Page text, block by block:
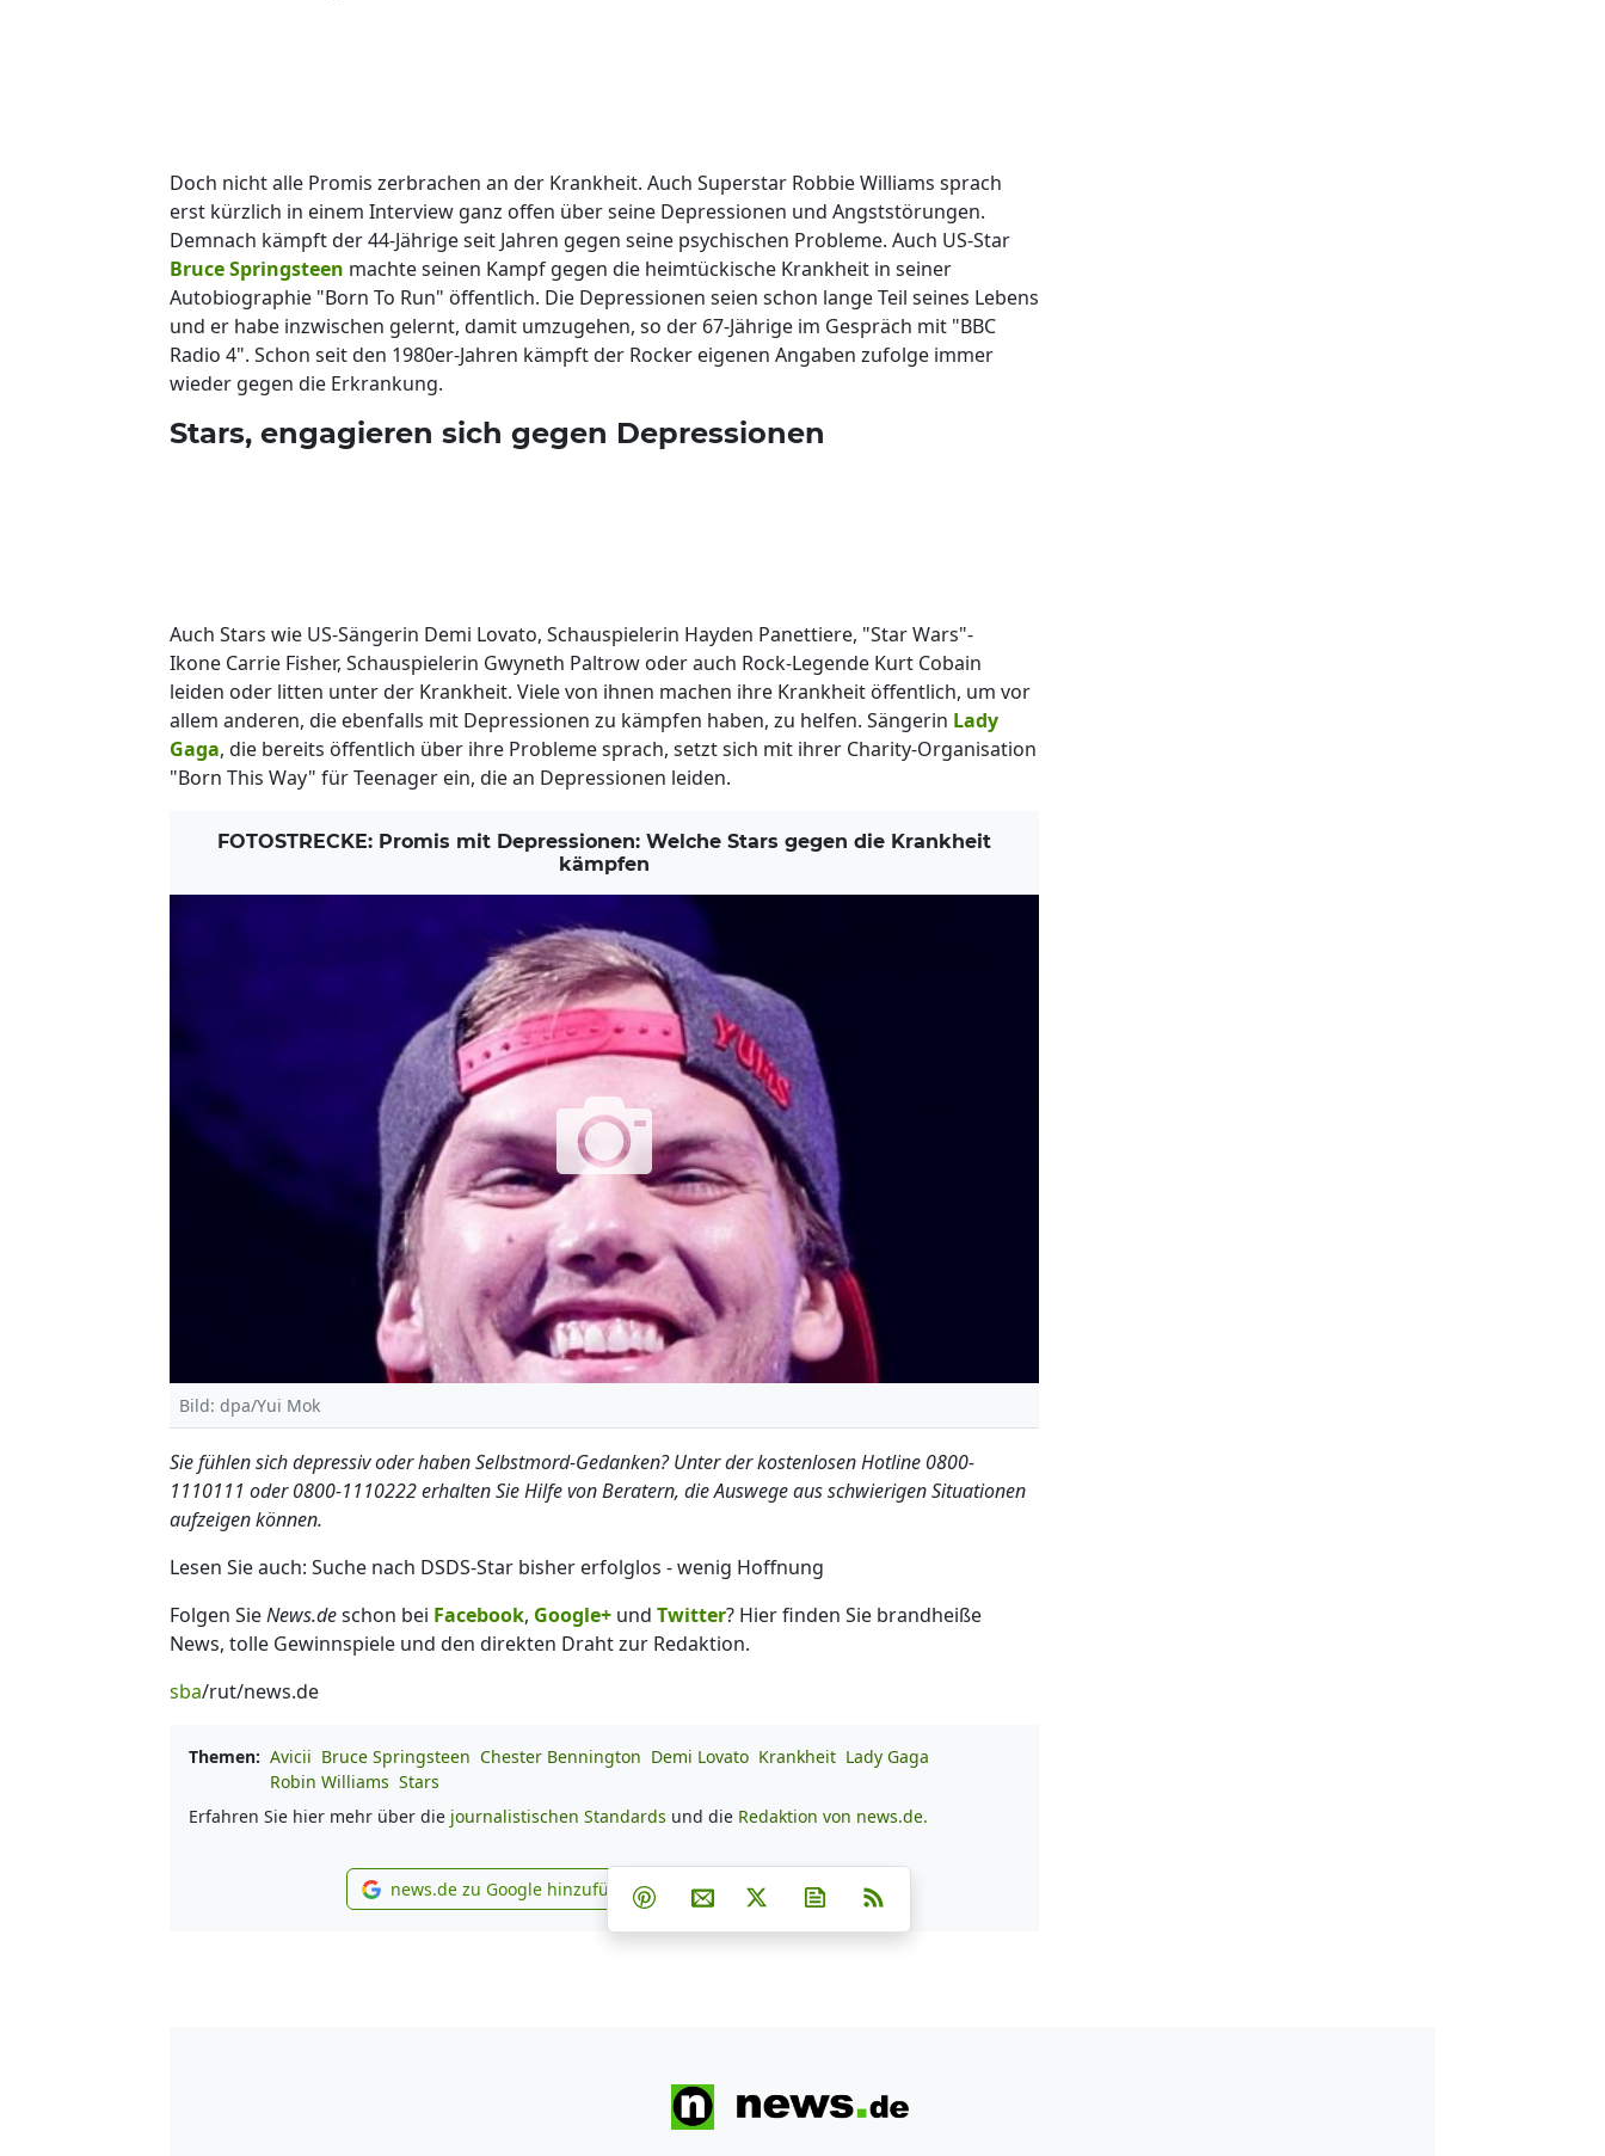
Doch nicht alle Promis zerbrachen an der Krankheit. Auch Superstar Robbie Williams sprach
erst kürzlich in einem Interview ganz offen über seine Depressionen und Angststörungen.
Demnach kämpft der 44-Jährige seit Jahren gegen seine psychischen Probleme. Auch US-Star
Bruce Springsteen machte seinen Kampf gegen die heimtückische Krankheit in seiner
Autobiographie "Born To Run" öffentlich. Die Depressionen seien schon lange Teil seines Lebens
und er habe inzwischen gelernt, damit umzugehen, so der 67-Jährige im Gespräch mit "BBC
Radio 4". Schon seit den 1980er-Jahren kämpft der Rocker eigenen Angaben zufolge immer
wieder gegen die Erkrankung.
Stars, engagieren sich gegen Depressionen
Auch Stars wie US-Sängerin Demi Lovato, Schauspielerin Hayden Panettiere, "Star Wars"-
Ikone Carrie Fisher, Schauspielerin Gwyneth Paltrow oder auch Rock-Legende Kurt Cobain
leiden oder litten unter der Krankheit. Viele von ihnen machen ihre Krankheit öffentlich, um vor
allem anderen, die ebenfalls mit Depressionen zu kämpfen haben, zu helfen. Sängerin Lady
Gaga, die bereits öffentlich über ihre Probleme sprach, setzt sich mit ihrer Charity-Organisation
"Born This Way" für Teenager ein, die an Depressionen leiden.
FOTOSTRECKE: Promis mit Depressionen: Welche Stars gegen die Krankheit
kämpfen
Bild: dpa/Yui Mok
Sie fühlen sich depressiv oder haben Selbstmord-Gedanken? Unter der kostenlosen Hotline 0800-
1110111 oder 0800-1110222 erhalten Sie Hilfe von Beratern, die Auswege aus schwierigen Situationen
aufzeigen können.
Lesen Sie auch: Suche nach DSDS-Star bisher erfolglos - wenig Hoffnung
Folgen SieNews.deschon bei Facebook, Google+ und Twitter? Hier finden Sie brandheiße
News, tolle Gewinnspiele und den direkten Draht zur Redaktion.
sba/rut/news.de
Themen: Avicii Bruce Springsteen Chester Bennington Demi Lovato Krankheit Lady Gaga
Robin Williams Stars
Erfahren Sie hier mehr über die journalistischen Standards und die Redaktion von news.de.
news.de zu Google hinzufügen
news.de zu Google hinzufügen Teilen auf Facebook
Teilen auf Whatsapp
Teilen auf Telegram
Teilen auf Pinterest
Per E-Mail teilen
Post auf XNewsletter abonnieren